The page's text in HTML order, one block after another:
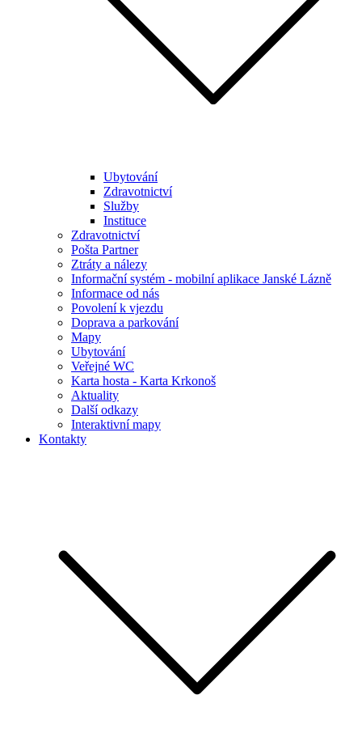
Ubytování
Zdravotnictví
Služby
Instituce
Zdravotnictví
Pošta Partner
Ztráty a nálezy
Informační systém - mobilní aplikace Janské Lázně
Informace od nás
Povolení k vjezdu
Doprava a parkování
Mapy
Ubytování
Veřejné WC
Karta hosta - Karta Krkonoš
Aktuality
Další odkazy
Interaktivní mapy
Kontakty